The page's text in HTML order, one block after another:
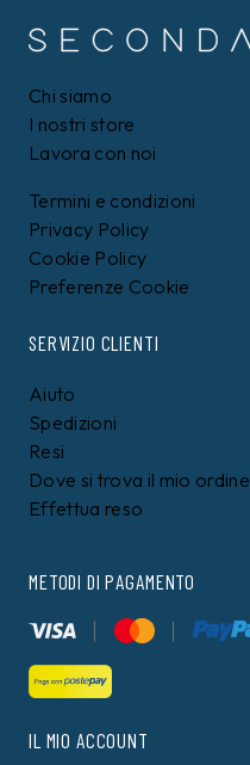
Chi siamo
I nostri store
Lavora con noi
Termini e condizioni
Privacy Policy
Cookie Policy
Preferenze Cookie
SERVIZIO CLIENTI
Aiuto
Spedizioni
Resi
Dove si trova il mio ordine
Effettua reso
METODI DI PAGAMENTO
IL MIO ACCOUNT